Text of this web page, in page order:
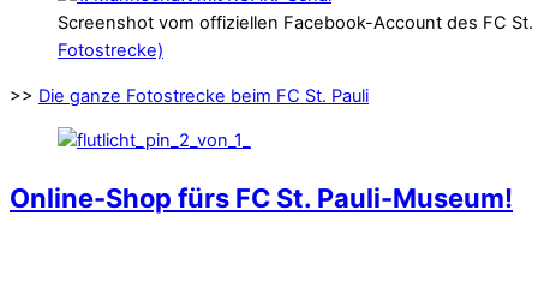
Screenshot vom offiziellen Facebook-Account des FC St.
Fotostrecke)
>> Die ganze Fotostrecke beim FC St. Pauli
Online-Shop fürs FC St. Pauli-Museum!